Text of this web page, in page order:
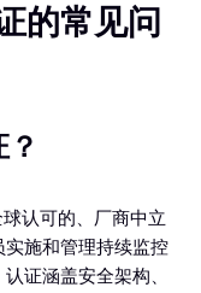
的常见问
认可的、厂商中立
施和管理持续监控
证涵盖安全架构、